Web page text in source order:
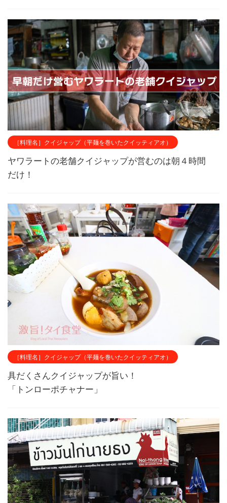
［料理名］クイジャップ（平麺を巻いたクイッティアオ）
ヤワラートの老舗クイジャップが営むのは朝４時間
だけ！
［料理名］クイジャップ（平麺を巻いたクイッティアオ）
具だくさんクイジャップが旨い！
「トンローポチャナー」